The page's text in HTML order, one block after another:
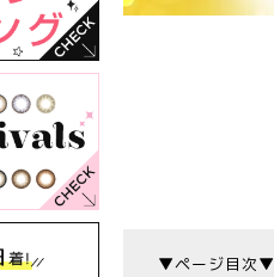
▼ページ目次▼